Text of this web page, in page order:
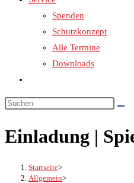
Spenden
Schutzkonzept
Alle Termine
Downloads
umschalten
Einladung |
Startseite>
Allgemein>